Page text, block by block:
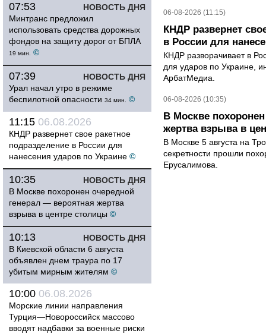
НОВОСТЬ ДНЯ
07:53
Минтранс предложил
использовать средства дорожных
фондов на защиту дорог от БПЛА
19 мин. ©
НОВОСТЬ ДНЯ
07:39
Урал начал утро в режиме
беспилотной опасности 34 мин. ©
11:15 06.08.2026
КНДР развернет свое ракетное
подразделение в России для
нанесения ударов по Украине ©
НОВОСТЬ ДНЯ
10:35
В Москве похоронен очередной
генерал — вероятная жертва
взрыва в центре столицы ©
НОВОСТЬ ДНЯ
10:13
В Киевской области 6 августа
объявлен днем траура по 17
убитым мирным жителям ©
10:00 06.08.2026
Морские линии направления
Турция—Новороссийск массово
вводят надбавки за военные риски
06-08-2026 (11:15)
КНДР развернет
в России для
КНДР разворачивает в
для ударов по Украине,
АрбатМедиа.
06-08-2026 (10:35)
В Москве
жертва взрыва в
В Москве 5 августа на
секретности прошли
Ерусалимова.